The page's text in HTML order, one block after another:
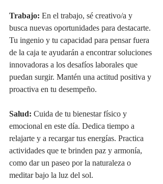
Trabajo: En el trabajo, sé creativo/a y
busca nuevas oportunidades para destacarte.
Tu ingenio y tu capacidad para pensar fuera
de la caja te ayudarán a encontrar soluciones
innovadoras a los desafíos laborales que
puedan surgir. Mantén una actitud positiva y
proactiva en tu desempeño.
Salud: Cuida de tu bienestar físico y
emocional en este día. Dedica tiempo a
relajarte y a recargar tus energías. Practica
actividades que te brinden paz y armonía,
como dar un paseo por la naturaleza o
meditar bajo la luz del sol.